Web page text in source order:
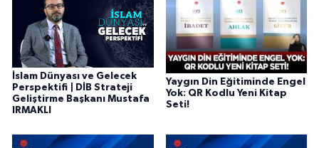
İslam Dünyası ve Gelecek
Perspektifi | DİB Strateji
Geliştirme Başkanı Mustafa
IRMAKLI
Yaygın Din Eğitiminde Engel
Yok: QR Kodlu Yeni Kitap
Seti!
Diyarbakır Müftülüğü
Düzce Müftülüğü
Edirne Müftülüğü
Elazığ Müftülüğü
İhtida Haberleri
YAŞAM